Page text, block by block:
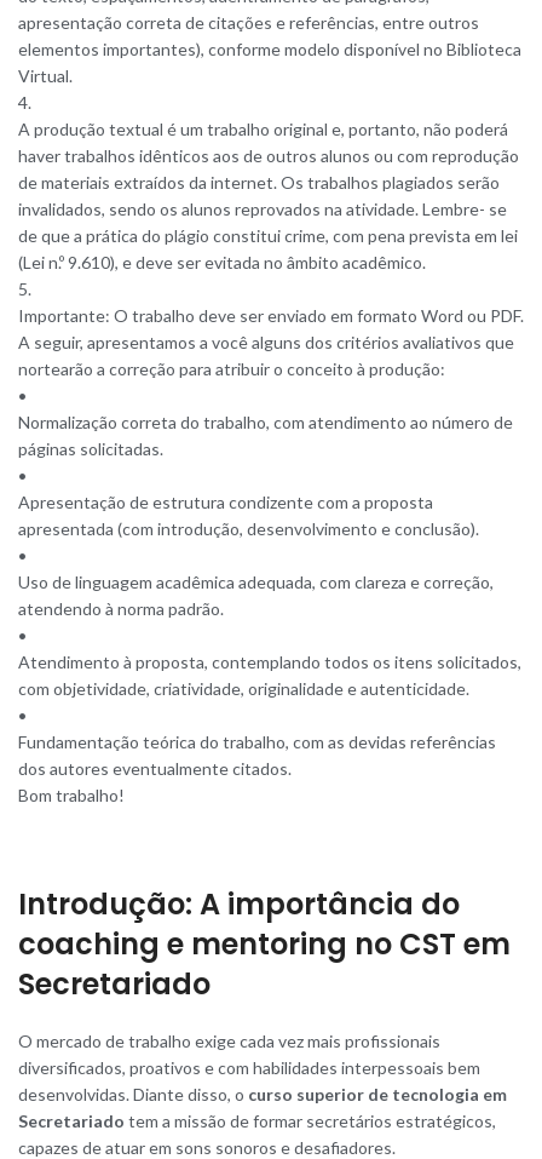
apresentação correta de citações e referências, entre outros
elementos importantes), conforme modelo disponível no Biblioteca
Virtual.
4.
A produção textual é um trabalho original e, portanto, não poderá
haver trabalhos idênticos aos de outros alunos ou com reprodução
de materiais extraídos da internet. Os trabalhos plagiados serão
invalidados, sendo os alunos reprovados na atividade. Lembre- se
de que a prática do plágio constitui crime, com pena prevista em lei
(Lei n.º 9.610), e deve ser evitada no âmbito acadêmico.
5.
Importante: O trabalho deve ser enviado em formato Word ou PDF.
A seguir, apresentamos a você alguns dos critérios avaliativos que
nortearão a correção para atribuir o conceito à produção:
•
Normalização correta do trabalho, com atendimento ao número de
páginas solicitadas.
•
Apresentação de estrutura condizente com a proposta
apresentada (com introdução, desenvolvimento e conclusão).
•
Uso de linguagem acadêmica adequada, com clareza e correção,
atendendo à norma padrão.
•
Atendimento à proposta, contemplando todos os itens solicitados,
com objetividade, criatividade, originalidade e autenticidade.
•
Fundamentação teórica do trabalho, com as devidas referências
dos autores eventualmente citados.
Bom trabalho!
Introdução: A importância do
coaching e mentoring no CST em
Secretariado
O mercado de trabalho exige cada vez mais profissionais
diversificados, proativos e com habilidades interpessoais bem
desenvolvidas. Diante disso, o curso superior de tecnologia em
Secretariado tem a missão de formar secretários estratégicos,
capazes de atuar em sons sonoros e desafiadores.